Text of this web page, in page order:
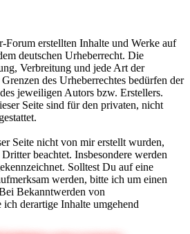
Forum erstellten Inhalte und Werke auf
deutschen Urheberrecht. Die
Verbreitung und jede Art der
des Urheberrechtes bedürfen der
jeweiligen Autors bzw. Erstellers.
Seite sind für den privaten, nicht
Seite nicht von mir erstellt wurden,
beachtet. Insbesondere werden
Solltest Du auf eine
werden, bitte ich um einen
Bekanntwerden von
derartige Inhalte umgehend